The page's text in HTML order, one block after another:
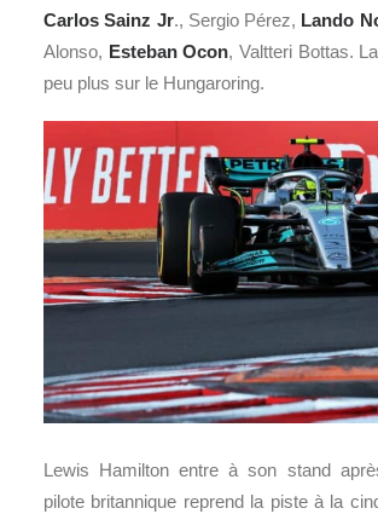
Carlos Sainz Jr., Sergio Pérez, Lando
Alonso, Esteban Ocon, Valtteri Bottas.
peu plus sur le Hungaroring.
Lewis Hamilton entre à son stand
pilote britannique reprend la piste à la